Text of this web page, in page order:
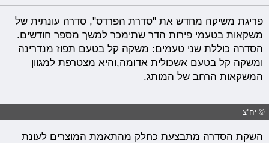
פריגת משיקה מחדש את "סדרת הפרדס", סדרה עונתית של
משקאות בטעמי פירות הדר שתימכר למשך מספר חודשים.
הסדרה כוללת שני טעמים: משקה קל בטעם תפוז מנדרינה
ומשקה קל בטעם אשכולית אדומה,והיא מצטרפת למגוון
המשקאות הרחב של המותג.
© יח''צ
השקת הסדרה מתבצעת כחלק מהתאמת המוצרים לעונת